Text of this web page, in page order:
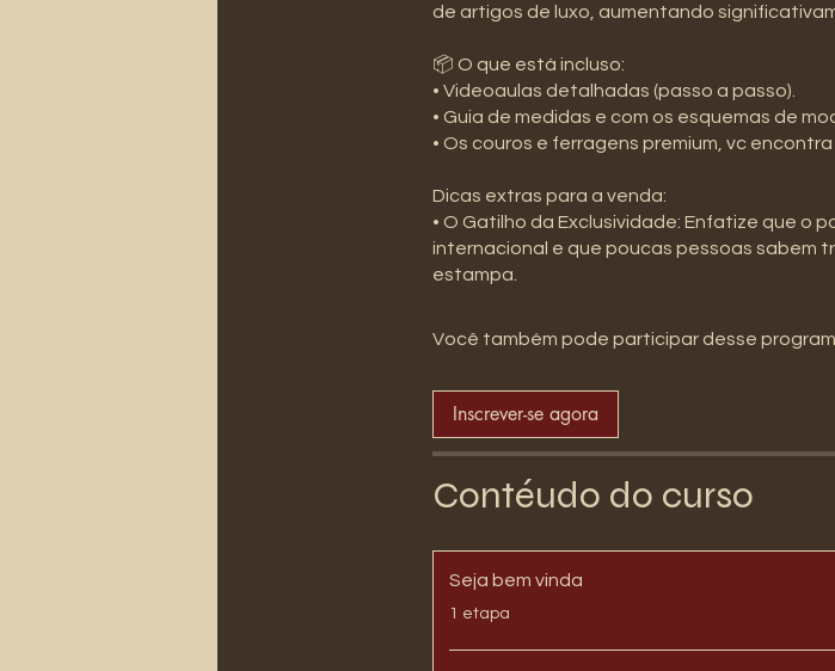
de artigos de luxo, aumentando
📦 O que está incluso:
• Videoaulas detalhadas (passo a passo).
• Guia de medidas e com os esquemas de
• Os couros e ferragens premium, vc
Dicas extras para a venda:
• O Gatilho da Exclusividade: Enfatize que o
internacional e que poucas pessoas sabem
Você também pode participar desse
Inscrever-se agora
Contéudo do curso
Seja bem vinda
.1 etapa